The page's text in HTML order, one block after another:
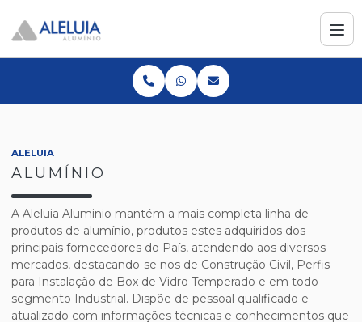
ALELUIA
ALUMÍNIO
A Aleluia Aluminio mantém a mais completa linha de
produtos de alumínio, produtos estes adquiridos dos
principais fornecedores do País, atendendo aos diversos
mercados, destacando-se nos de Construção Civil, Perfis
para Instalação de Box de Vidro Temperado e em todo
segmento Industrial. Dispõe de pessoal qualificado e
atualizado com informações técnicas e conhecimentos que